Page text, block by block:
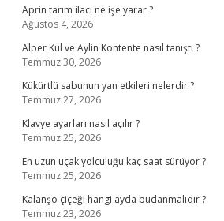
Aprin tarım ilacı ne işe yarar ?
Ağustos 4, 2026
Alper Kul ve Aylin Kontente nasıl tanıştı ?
Temmuz 30, 2026
Kükürtlü sabunun yan etkileri nelerdir ?
Temmuz 27, 2026
Klavye ayarları nasıl açılır ?
Temmuz 25, 2026
En uzun uçak yolculuğu kaç saat sürüyor ?
Temmuz 25, 2026
Kalanşo çiçeği hangi ayda budanmalıdır ?
Temmuz 23, 2026